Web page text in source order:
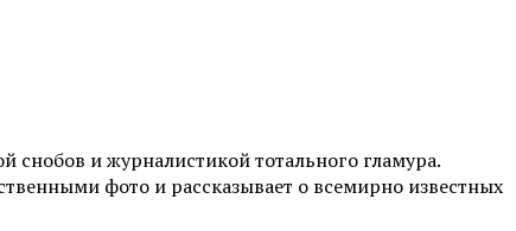
и журналистикой тотального гламура.
фото и рассказывает о всемирно известных